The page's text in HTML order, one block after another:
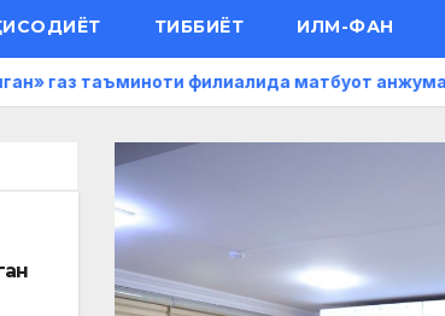
ТИББИЁТ ИЛМ-ФАН
филиалида матбуот анжумани ўтказилди